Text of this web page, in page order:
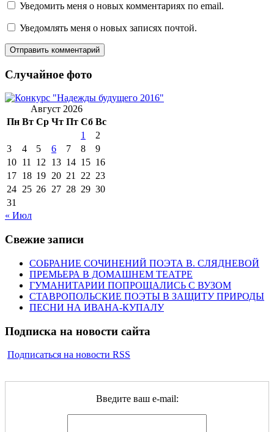
Уведомить меня о новых комментариях по email.
Уведомлять меня о новых записях почтой.
Случайное фото
Август 2026
Пн Вт Ср Чт Пт Сб Вс
1
2
3
4 5 6 7 8
9
10 11 12 13 14 15 16
17 18 19 20 21 22 23
24 25 26 27 28 29 30
31
« Июл
Свежие записи
СОБРАНИЕ СОЧИНЕНИЙ ПОЭТА В. СЛЯДНЕВОЙ
ПРЕМЬЕРА В ДОМАШНЕМ ТЕАТРЕ
ГУМАНИТАРИИ ПОПРОЩАЛИСЬ С ВУЗОМ
СТАВРОПОЛЬСКИЕ ПОЭТЫ В ЗАЩИТУ ПРИРОДЫ
ПЕСНИ НА ИВАНА-КУПАЛУ
Подписка на новости сайта
Подписаться на новости RSS
Введите ваш e-mail: